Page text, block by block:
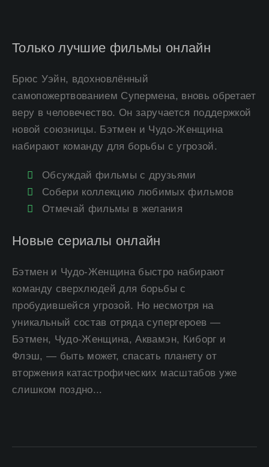
Только лучшие фильмы онлайн
Брюс Уэйн, вдохновлённый
самопожертвованием Супермена, вновь обретает
веру в человечество. Он заручается поддержкой
новой союзницы. Бэтмен и Чудо-Женщина
набирают команду для борьбы с угрозой.
Обсуждай фильмы с друзьями
Собери коллекцию любимых фильмов
Отмечай фильмы в желания
Новые сериалы онлайн
Бэтмен и Чудо-Женщина быстро набирают
команду сверхлюдей для борьбы с
пробудившейся угрозой. Но несмотря на
уникальный состав отряда супергероев —
Бэтмен, Чудо-Женщина, Аквамэн, Киборг и
Флэш, — быть может, спасать планету от
вторжения катастрофических масштабов уже
слишком поздно...